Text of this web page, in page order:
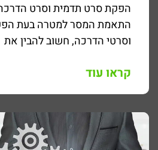
הפקת סרט תדמית וסרט
התאמת המסר למטרה בעת
וסרטי הדרכה, חשוב להבין את
קראו עוד